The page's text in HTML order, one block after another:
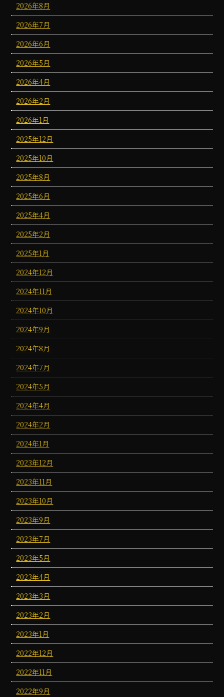
2026年8月
2026年7月
2026年6月
2026年5月
2026年4月
2026年2月
2026年1月
2025年12月
2025年10月
2025年8月
2025年6月
2025年4月
2025年2月
2025年1月
2024年12月
2024年11月
2024年10月
2024年9月
2024年8月
2024年7月
2024年5月
2024年4月
2024年2月
2024年1月
2023年12月
2023年11月
2023年10月
2023年9月
2023年7月
2023年5月
2023年4月
2023年3月
2023年2月
2023年1月
2022年12月
2022年11月
2022年9月